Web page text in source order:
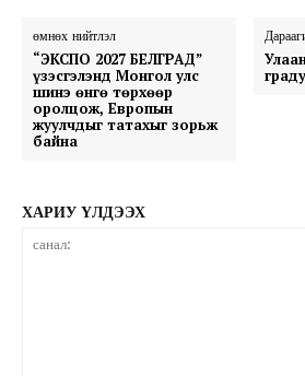
өмнөх нийтлэл
“ЭКСПО 2027 БЕЛГРАД”
үзэсгэлэнд Монгол улс
шинэ өнгө төрхөөр
оролцож, Европын
жуулчдыг татахыг зорьж
байна
ХАРИУ ҮЛДЭЭХ